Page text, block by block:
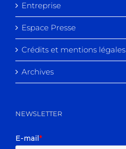
Entreprise
Espace Presse
Crédits et mentions légales
Archives
NEWSLETTER